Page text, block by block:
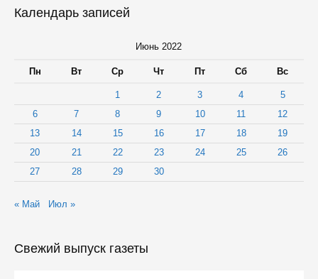
продаже
Календарь записей
Июнь 2022
Пн Вт Ср Чт Пт Сб Вс
1 2 3 4
5
6
7 8 9 10 11
12
13
14 15 16 17 18
19
20
21 22 23 24 25
26
27
28 29 30
« Май Июл »
Свежий выпуск газеты